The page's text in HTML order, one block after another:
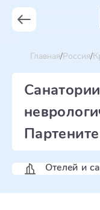
Главная Россия
Партените
Отелей и